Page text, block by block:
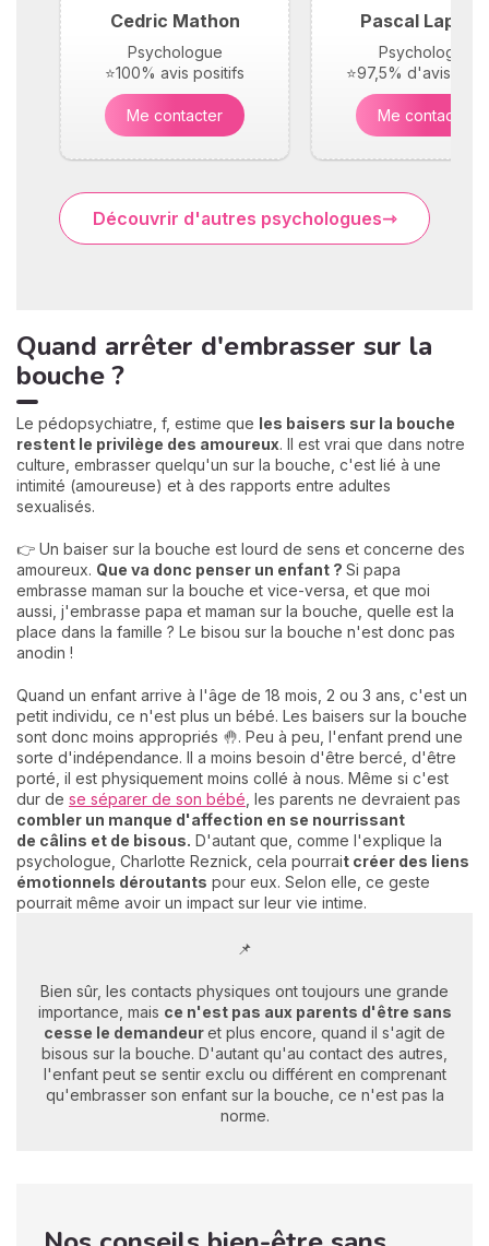
Cedric Mathon
Psychologue
⭐100% avis positifs
Me contacter
Pascal
Psychologue
⭐97,5% d'avis
Me contacter
Découvrir d'autres psychologues
Quand arrêter d'embrasser sur la
bouche ?
Le pédopsychiatre, f, estime que les baisers sur la bouche
restent le privilège des amoureux. Il est vrai que dans notre
culture, embrasser quelqu'un sur la bouche, c'est lié à une
intimité (amoureuse) et à des rapports entre adultes
sexualisés.
👉 Un baiser sur la bouche est lourd de sens et concerne des
amoureux. Que va donc penser un enfant ? Si papa
embrasse maman sur la bouche et vice-versa, et que moi
aussi, j'embrasse papa et maman sur la bouche, quelle est la
place dans la famille ? Le bisou sur la bouche n'est donc pas
anodin !
Quand un enfant arrive à l'âge de 18 mois, 2 ou 3 ans, c'est un
petit individu, ce n'est plus un bébé. Les baisers sur la bouche
sont donc moins appropriés 🤚. Peu à peu, l'enfant prend une
sorte d'indépendance. Il a moins besoin d'être bercé, d'être
porté, il est physiquement moins collé à nous. Même si c'est
dur de se séparer de son bébé , les parents ne devraient pas
combler un manque d'affection en se nourrissant
de câlins et de bisous. D'autant que, comme l'explique la
psychologue, Charlotte Reznick, cela pourrait créer des liens
émotionnels déroutants pour eux. Selon elle, ce geste
pourrait même avoir un impact sur leur vie intime.
📌
Bien sûr, les contacts physiques ont toujours une grande
importance, mais ce n'est pas aux parents d'être sans
cesse le demandeuret plus encore, quand il s'agit de
bisous sur la bouche. D'autant qu'au contact des autres,
l'enfant peut se sentir exclu ou différent en comprenant
qu'embrasser son enfant sur la bouche, ce n'est pas la
norme.